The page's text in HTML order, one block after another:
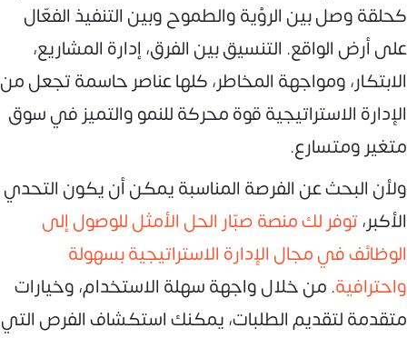
كحلقة وصل بين الرؤية والطموح وبين التنفيذ الفعّال
على أرض الواقع. التنسيق بين الفرق، إدارة المشاريع،
الابتكار، ومواجهة المخاطر، كلها عناصر حاسمة تجعل من
الإدارة الاستراتيجية قوة محركة للنمو والتميز في سوق
متغير ومتسارع.
ولأن البحث عن الفرصة المناسبة يمكن أن يكون التحدي
الأكبر،توفر لك منصة صبّار الحل الأمثل للوصول إلى
الوظائف في مجال الإدارة الاستراتيجية بسهولة
واحترافية. من خلال واجهة سهلة الاستخدام، وخيارات
متقدمة لتقديم الطلبات، يمكنك استكشاف الفرص التي